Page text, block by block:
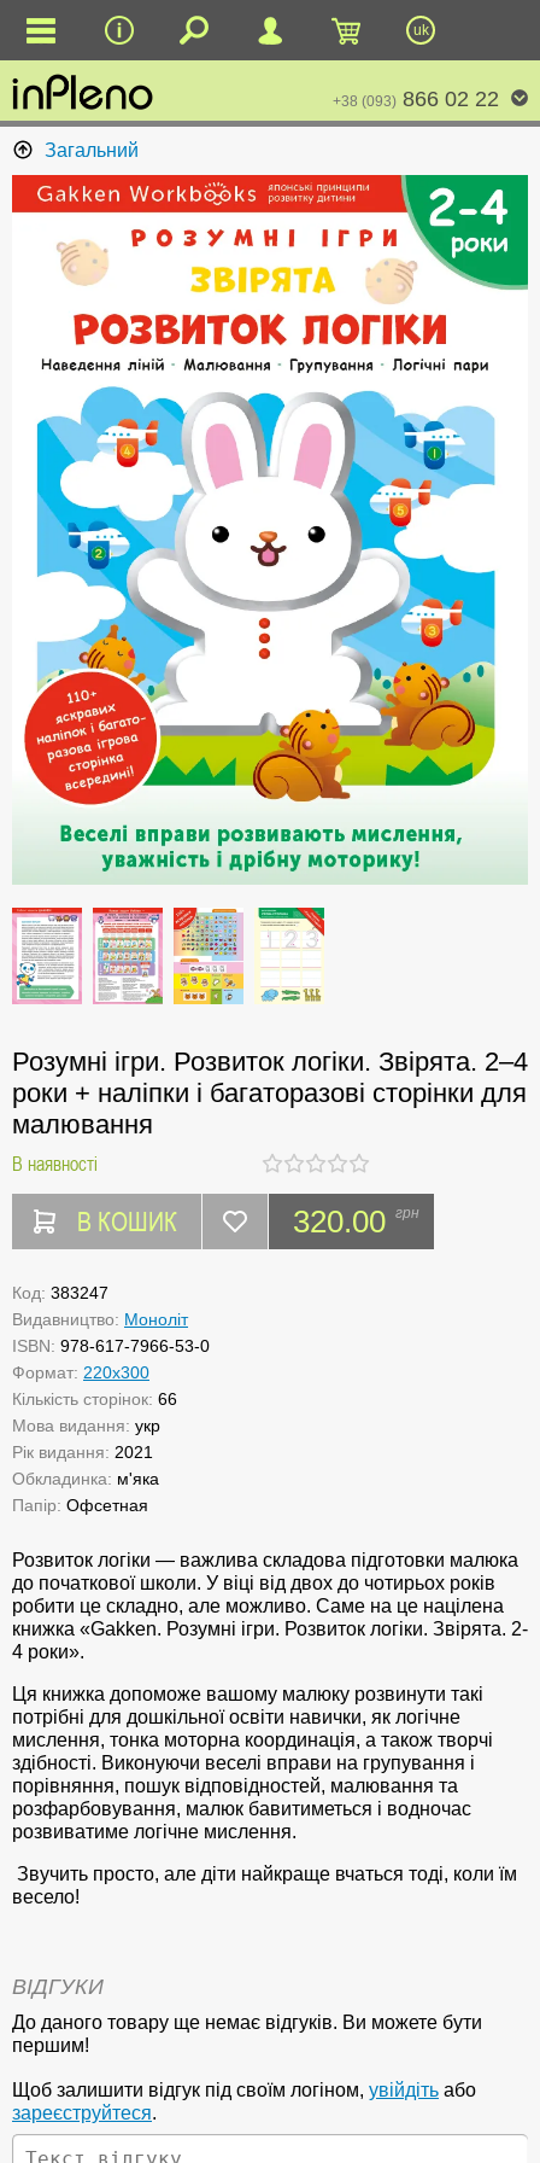
uk
+38 (093) 866 02 22
Загальний
Розумні ігри. Розвиток логіки. Звірята. 2–4
роки + наліпки і багаторазові сторінки для
малювання
В наявності
В КОШИК 320.00 грн
Код: 383247
Видавництво: Моноліт
ISBN: 978-617-7966-53-0
Формат: 220х300
Кількість сторінок: 66
Мова видання: укр
Рік видання: 2021
Обкладинка: м'яка
Папір: Офсетная
Розвиток логіки — важлива складова підготовки малюка
до початкової школи. У віці від двох до чотирьох років
робити це складно, але можливо. Саме на це націлена
книжка «Gakken. Розумні ігри. Розвиток логіки. Звірята. 2-
4 роки».
Ця книжка допоможе вашому малюку розвинути такі
потрібні для дошкільної освіти навички, як логічне
мислення, тонка моторна координація, а також творчі
здібності. Виконуючи веселі вправи на групування і
порівняння, пошук відповідностей, малювання та
розфарбовування, малюк бавитиметься і водночас
розвиватиме логічне мислення.
Звучить просто, але діти найкраще вчаться тоді, коли їм
весело!
ВІДГУКИ
До даного товару ще немає відгуків. Ви можете бути
першим!
Щоб залишити відгук під своїм логіном, увійдіть або
зареєструйтеся.